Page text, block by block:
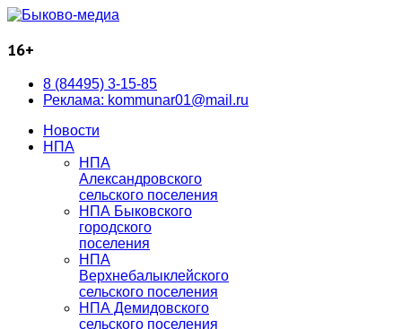
16+
8 (84495) 3-15-85
Реклама: kommunar01@mail.ru
Новости
НПА
НПА
Александровского
сельского поселения
НПА Быковского
городского
поселения
НПА
Верхнебалыклейского
сельского поселения
НПА Демидовского
сельского поселения